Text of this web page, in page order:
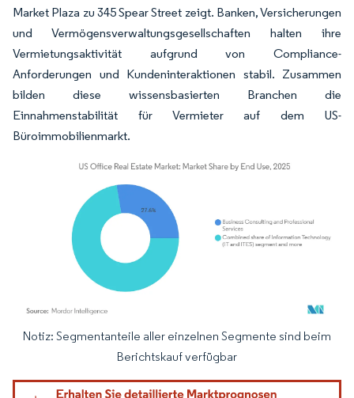
Market Plaza zu 345 Spear Street zeigt. Banken, Versicherungen
und Vermögensverwaltungsgesellschaften halten ihre
Vermietungsaktivität aufgrund von Compliance-
Anforderungen und Kundeninteraktionen stabil. Zusammen
bilden diese wissensbasierten Branchen die
Einnahmenstabilität für Vermieter auf dem US-
Büroimmobilienmarkt.
Bild © Mordor Intelligence. Wiederverwendung erfordert Namensnennung
Notiz: Segmentanteile aller einzelnen Segmente sind beim
Berichtskauf verfügbar